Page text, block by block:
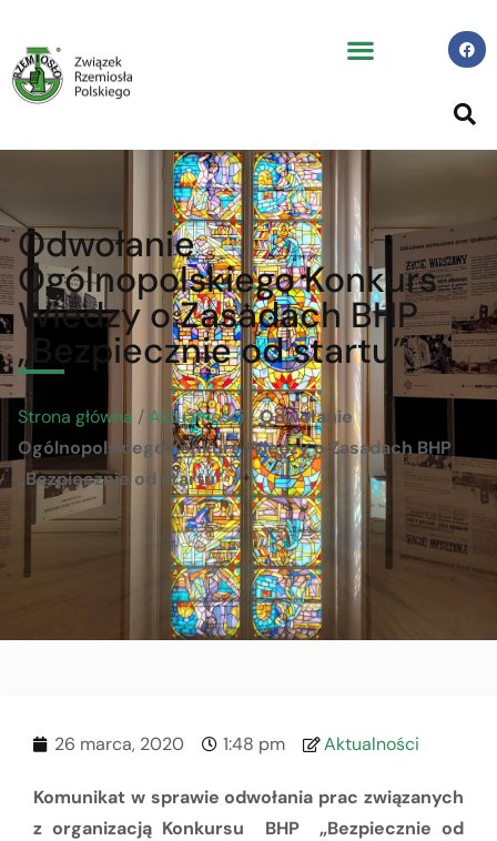
Odwołanie
Ogólnopolskiego Konkurs
Wiedzy o Zasadach BHP
„Bezpiecznie od startu”
Strona główna /Aktualności /Odwołanie
Ogólnopolskiego Konkurs Wiedzy o Zasadach BHP
„Bezpiecznie od startu”
26 marca, 2020 1:48 pm Aktualności
Komunikat w sprawie odwołania prac związanych
z organizacją Konkursu BHP „Bezpiecznie od